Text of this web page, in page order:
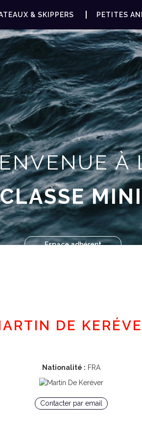
& SKIPPERS PETITES
À
CLASSE MINI
Espace adhérent
DE
Nationalité : FRA
Contacter par email